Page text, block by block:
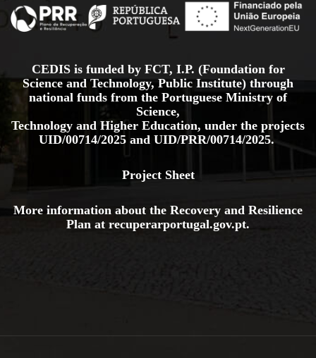
CEDIS is funded by FCT, I.P. (Foundation for
Science and Technology, Public Institute) through
national funds from the Portuguese Ministry of
Science,
Technology and Higher Education, under the projects
UID/00714/2025 and UID/PRR/00714/2025.
Project Sheet
More information about the Recovery and Resilience
Plan at recuperarportugal.gov.pt.